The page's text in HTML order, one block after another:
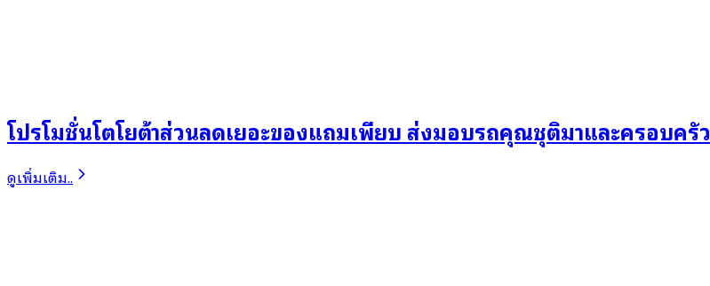
โปรโมชั่นโตโยต้าส่วนลดเยอะของแถมเพียบ ส่งมอบรถคุณชุติมาและครอบครัว
ดูเพิ่มเติม..